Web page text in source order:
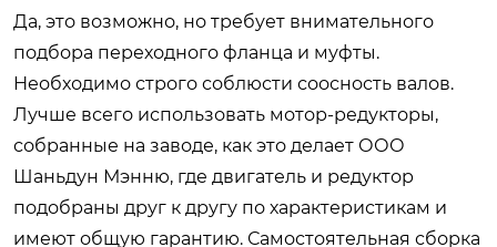
Да, это возможно, но требует внимательного
подбора переходного фланца и муфты.
Необходимо строго соблюсти соосность валов.
Лучше всего использовать мотор-редукторы,
собранные на заводе, как это делает ООО
Шаньдун Мэнню, где двигатель и редуктор
подобраны друг к другу по характеристикам и
имеют общую гарантию. Самостоятельная сборка